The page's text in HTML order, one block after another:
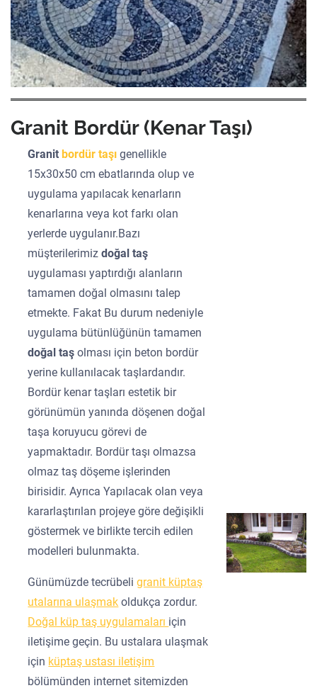
Granit Bordür (Kenar Taşı)
Granitbordür taşı genellikle
15x30x50 cm ebatlarında olup ve
uygulama yapılacak kenarların
kenarlarına veya kot farkı olan
yerlerde uygulanır.Bazı
müşterilerimizdoğal taş
uygulaması yaptırdığı alanların
tamamen doğal olmasını talep
etmekte. Fakat Bu durum nedeniyle
uygulama bütünlüğünün tamamen
doğal taşolması için beton bordür
yerine kullanılacak taşlardandır.
Bordür kenar taşları estetik bir
görünümün yanında döşenen doğal
taşa koruyucu görevi de
yapmaktadır. Bordür taşı olmazsa
olmaz taş döşeme işlerinden
birisidir. Ayrıca Yapılacak olan veya
kararlaştırılan projeye göre değişikli
göstermek ve birlikte tercih edilen
modelleri bulunmakta.
Günümüzde tecrübeligranit küptaş
utalarına ulaşmak oldukça zordur.
Doğal küp taş uygulamaları için
iletişime geçin. Bu ustalara ulaşmak
için küptaş ustası iletişim
bölümünden internet sitemizden